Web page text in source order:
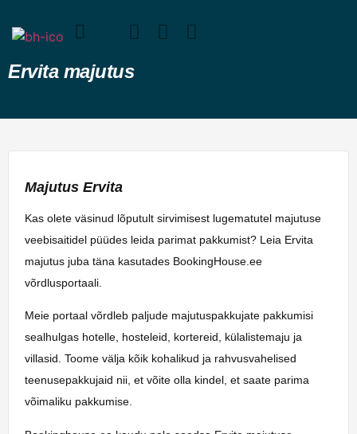
Ervita majutus
Majutus Ervita
Kas olete väsinud lõputult sirvimisest lugematutel majutuse
veebisaitidel püüdes leida parimat pakkumist? Leia Ervita
majutus juba täna kasutades BookingHouse.ee
võrdlusportaali.
Meie portaal võrdleb paljude majutuspakkujate pakkumisi
sealhulgas hotelle, hosteleid, kortereid, külalistemaju ja
villasid. Toome välja kõik kohalikud ja rahvusvahelised
teenusepakkujaid nii, et võite olla kindel, et saate parima
võimaliku pakkumise.